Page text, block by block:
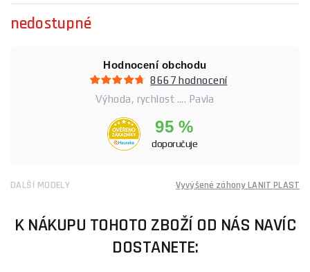
nedostupné
Hodnocení obchodu
8667 hodnocení
Výhoda, rychlost .... Pavla
95 %
doporučuje
DALŠÍ MODELY Vyvýšené záhony LANIT PLAST
K NÁKUPU TOHOTO ZBOŽÍ OD NÁS NAVÍC
DOSTANETE: